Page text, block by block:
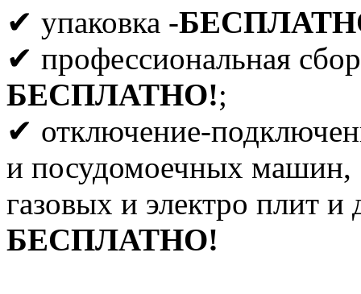
✔ упаковка -
✔ профессиональная
БЕСПЛАТНО!;
✔ отключение-
и посудомоечных машин,
газовых и электро плит
БЕСПЛАТНО!